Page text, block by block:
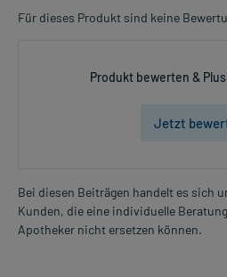
Für dieses Produkt sind keine
Produkt bewerten &
Jetzt
Bei diesen Beiträgen handelt es sich
Kunden, die eine individuelle
Apotheker nicht ersetzen können.